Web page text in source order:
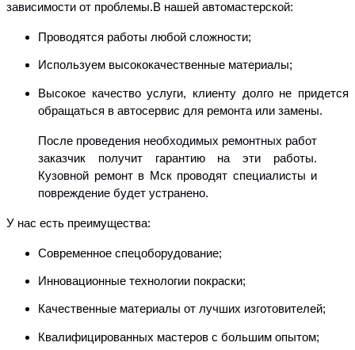
зависимости от проблемы.В нашей автомастерской:
Проводятся работы любой сложности;
Используем высококачественные материалы;
Высокое качество услуги, клиенту долго не придется
обращаться в автосервис для ремонта или замены.
После проведения необходимых ремонтных работ
заказчик получит гарантию на эти работы.
Кузовной ремонт в Мск проводят специалисты и
повреждение будет устранено.
У нас есть преимущества:
Современное спецоборудование;
Инновационные технологии покраски;
Качественные материалы от лучших изготовителей;
Квалифицированных мастеров с большим опытом;